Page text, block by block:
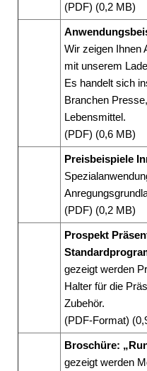
(PDF) (0,2 MB)
Wir zeigen Ihnen
mit unserem
Es handelt sich
Branchen
Lebensmittel.
(PDF) (0,6 MB)
Preisbeispiele
(PDF) (0,2 MB)
Prospekt
gezeigt werden
Halter für die
Zubehör.
(PDF-Format)
Broschüre:
gezeigt werden